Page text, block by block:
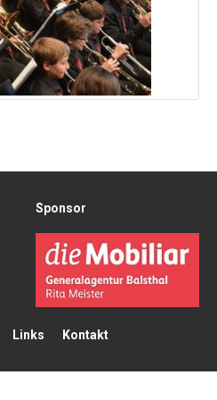
Sponsor
Links Kontakt